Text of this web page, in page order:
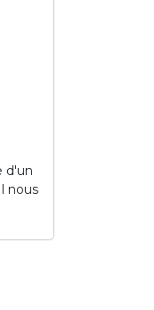
d'un
nous